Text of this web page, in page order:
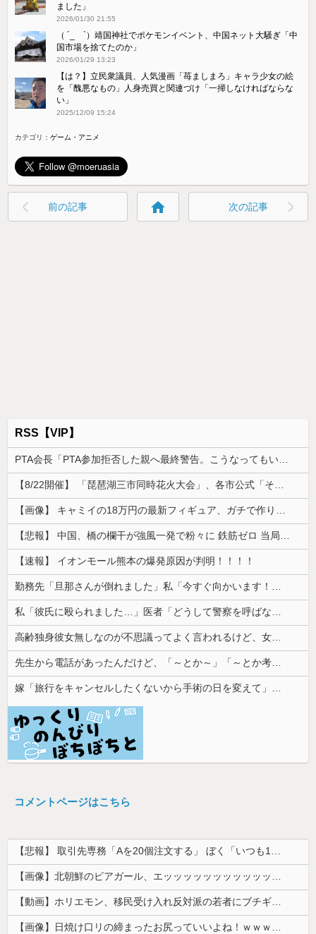
ました」
2026/01/30 21:55
（ ´_ゝ`）靖国神社でポケモンイベント、中国ネット大騒ぎ「中
国市場を捨てたのか」
2026/01/29 13:23
【は？】立民衆議員、人気漫画「苺ましまろ」キャラ少女の絵
を「醜悪なもの」人身売買と関連づけ「一掃しなければならな
い」
2025/12/09 15:24
カテゴリ：ゲーム・アニメ
前の記事 home 次の記事
RSS【VIP】
【速報】 イオンモール熊本の爆発原因が判明！！！！
コメントページはこちら
【悲報】 取引先専務「Aを20個注文する」 ぼく「いつも1～2個しか使わないけど本当に20であってる？」 取専「あってる」→結果『こう』なったんだが...
【画像】北朝鮮のビアガール、エッッッッッッッッッッッッッッッッッ！
【動画】ホリエモン、移民受け入れ反対派の若者にブチギレ→スタジオ誰も反論できず沈黙w
【画像】日焼け口リの締まったお尻っていいよね！ｗｗｗｗｗ